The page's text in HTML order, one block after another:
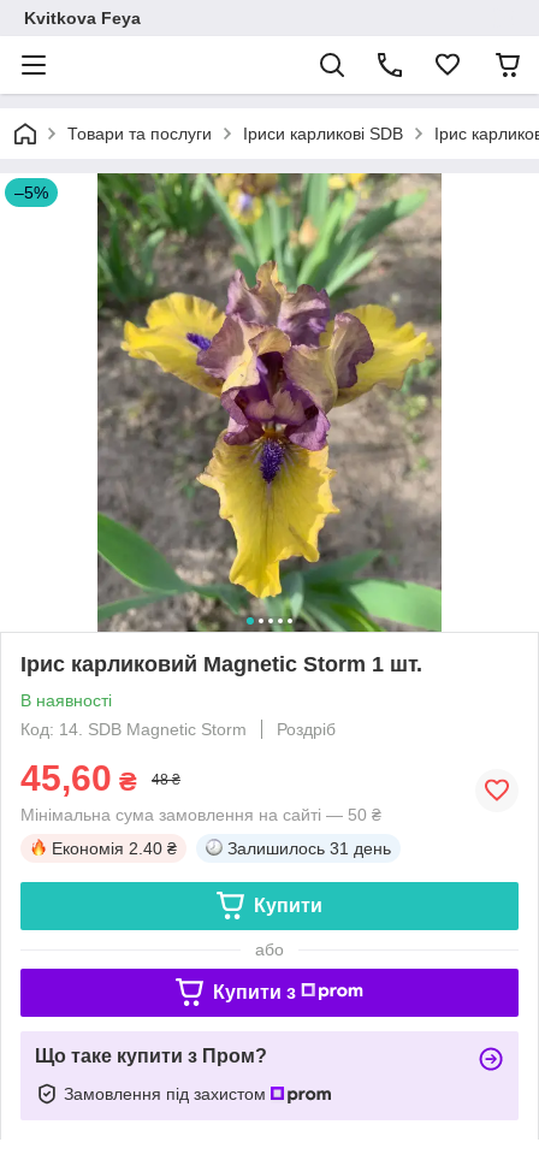
Kvitkova Feya
Товари та послуги Іриси карликові SDB Ірис
–5%
Ірис карликовий Magnetic Storm 1 шт.
В наявності
Код: 14. SDB Magnetic Storm
Роздріб
45,60 ₴ 48 ₴
Мінімальна сума замовлення на сайті — 50 ₴
Економія 2.40 ₴ Залишилось 31 день
Купити
або
Купити з
Що таке купити з Пром?
Замовлення під захистом